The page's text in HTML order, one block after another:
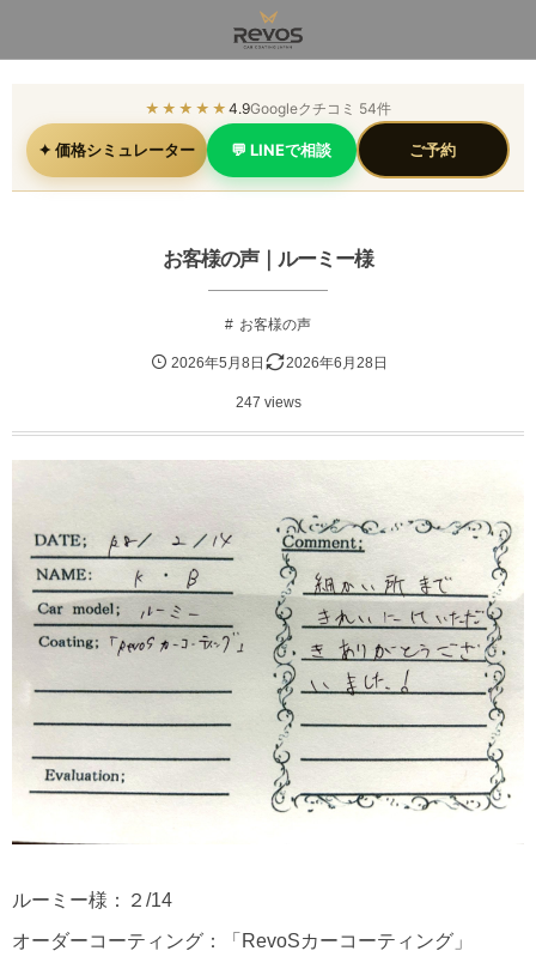
★★★★★ 4.9Googleクチコミ 54件
✦ 価格シミュレーター 💬 LINEで相談 ご予約
お客様の声｜ルーミー様
お客様の声
2026年5月8日 2026年6月28日
247 views
ルーミー様：２/14
オーダーコーティング：「RevoSカーコーティング」